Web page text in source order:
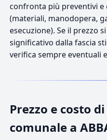
confronta più preventivi e
(materiali, manodopera,
esecuzione). Se il prezzo
significativo dalla fascia
verifica sempre eventuali
Prezzo e costo
comunale a